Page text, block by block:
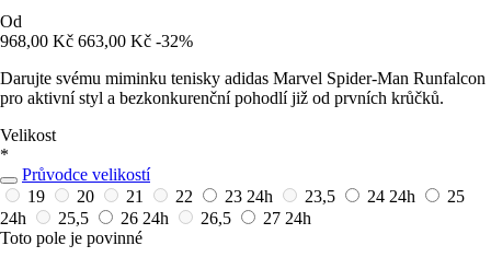
Od
968,00 Kč 663,00 Kč -32%
Darujte svému miminku tenisky adidas Marvel Spider-Man Runfalcon
pro aktivní styl a bezkonkurenční pohodlí již od prvních krůčků.
Velikost
*
Průvodce velikostí
19
20 21 22 23 24h 23,5 24 24h
25
24h
25,5 26 24h 26,5 27 24h
Toto pole je povinné